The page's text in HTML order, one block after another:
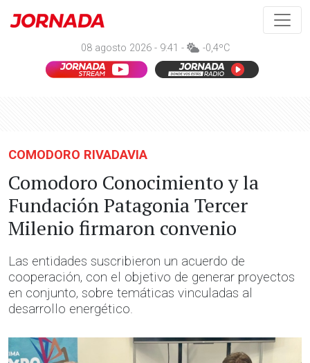
08 agosto 2026 - 9:41 - -0,4ºC
COMODORO RIVADAVIA
Comodoro Conocimiento y la
Fundación Patagonia Tercer
Milenio firmaron convenio
Las entidades suscribieron un acuerdo de
cooperación, con el objetivo de generar proyectos
en conjunto, sobre temáticas vinculadas al
desarrollo energético.